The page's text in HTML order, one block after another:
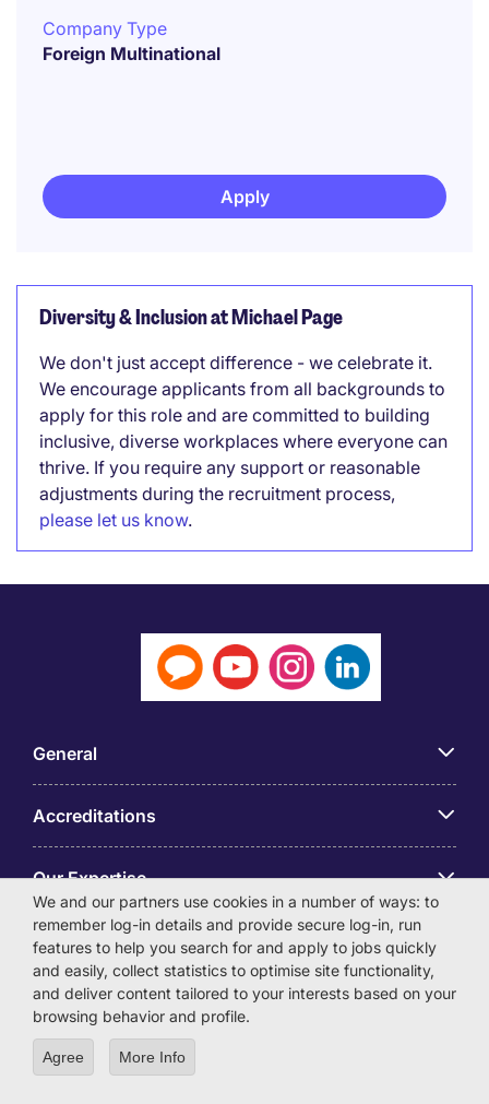
Company Type
Foreign Multinational
Apply
Diversity & Inclusion at Michael Page
We don't just accept difference - we celebrate it.
We encourage applicants from all backgrounds to
apply for this role and are committed to building
inclusive, diverse workplaces where everyone can
thrive. If you require any support or reasonable
adjustments during the recruitment process,
please let us know.
General
Accreditations
Our Expertise
アプリ
Employer Centre
We and our partners use cookies in a number of ways: to
remember log-in details and provide secure log-in, run
features to help you search for and apply to jobs quickly
and easily, collect statistics to optimise site functionality,
and deliver content tailored to your interests based on your
browsing behavior and profile.
Agree More Info